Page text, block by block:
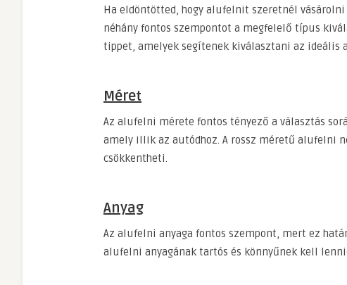
Ha eldöntötted, hogy alufelnit szeretnél
néhány fontos szempontot a megfelelő típus
tippet, amelyek segítenek kiválasztani az ideális
Méret
Az alufelni mérete fontos tényező a választás
amely illik az autódhoz. A rossz méretű alufelni
csökkentheti.
Anyag
Az alufelni anyaga fontos szempont, mert ez
alufelni anyagának tartós és könnyűnek kell